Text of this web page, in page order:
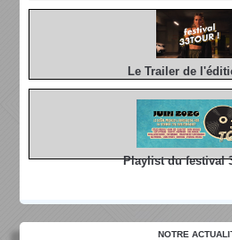
Le Trailer de
Playlist du festival
NOTRE